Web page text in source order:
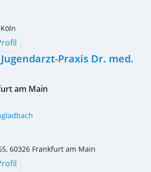
Köln
Praxis Dr. med.
am Main
, 60326 Frankfurt am Main